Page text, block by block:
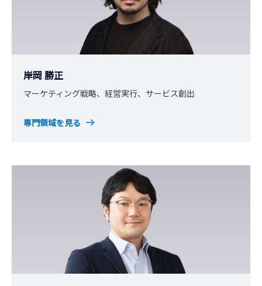
岸岡 勝正
マーケティング戦略、経営実行、サービス創出
専門領域を見る